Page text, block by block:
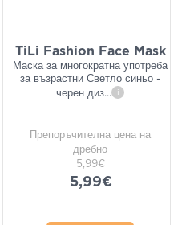
TiLi Fashion Face Mask
Маска за многократна употреба
за възрастни Светло синьо -
черен диз... i
Препоръчителна цена на
дребно
5,99€
5,99€